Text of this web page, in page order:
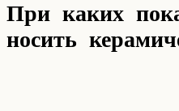
При каких
носить